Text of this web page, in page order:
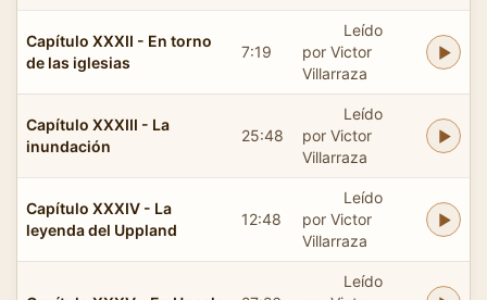
Capítulo XXXII - En torno
de las iglesias
7:19
Leído
por Victor
Villarraza
Capítulo XXXIII - La
inundación
25:48
Leído
por Victor
Villarraza
Capítulo XXXIV - La
leyenda del Uppland
12:48
Leído
por Victor
Villarraza
Leído